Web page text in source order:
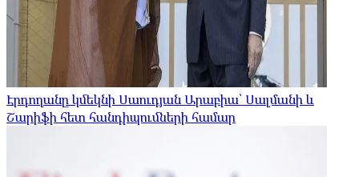
Էրդողանը կմեկնի Սաուդյան Արաբիա՝ Սալմանի և
Շարիֆի հետ հանդիպումների համար